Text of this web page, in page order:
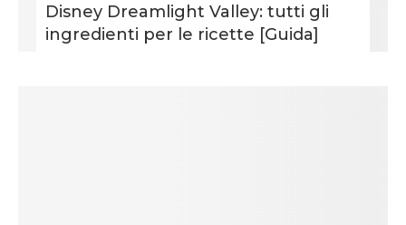
Disney Dreamlight Valley: tutti gli
ingredienti per le ricette [Guida]